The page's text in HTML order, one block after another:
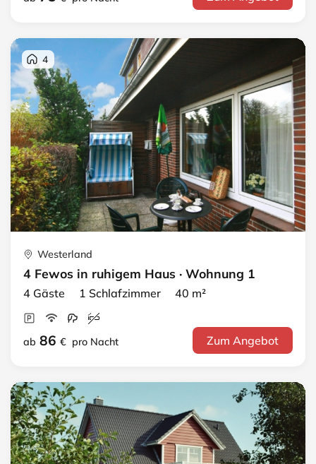
4
Westerland
4 Fewos in ruhigem Haus · Wohnung 1
4 Gäste 1 Schlafzimmer 40 m²
ab 86 € pro Nacht Zum Angebot